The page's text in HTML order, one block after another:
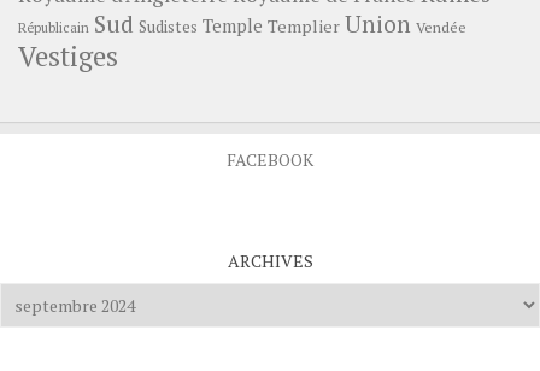
Républicain Sud Sudistes Temple Templier Union Vendée
Vestiges
FACEBOOK
ARCHIVES
Archives